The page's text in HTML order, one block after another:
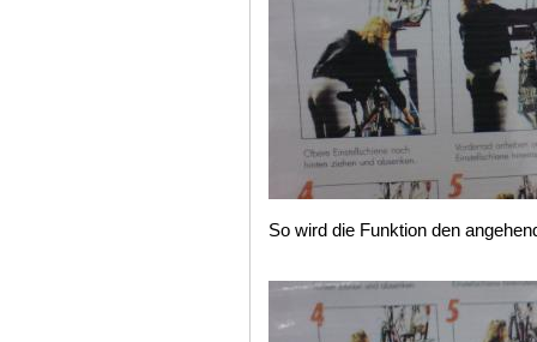
So wird die Funktion den